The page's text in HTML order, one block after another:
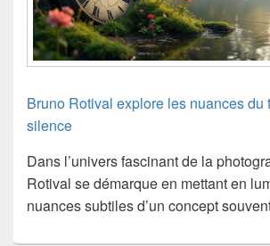
Bruno Rotival explore les nuances du
silence
Dans l’univers fascinant de la
Rotival se démarque en mettant en
nuances subtiles d’un concept